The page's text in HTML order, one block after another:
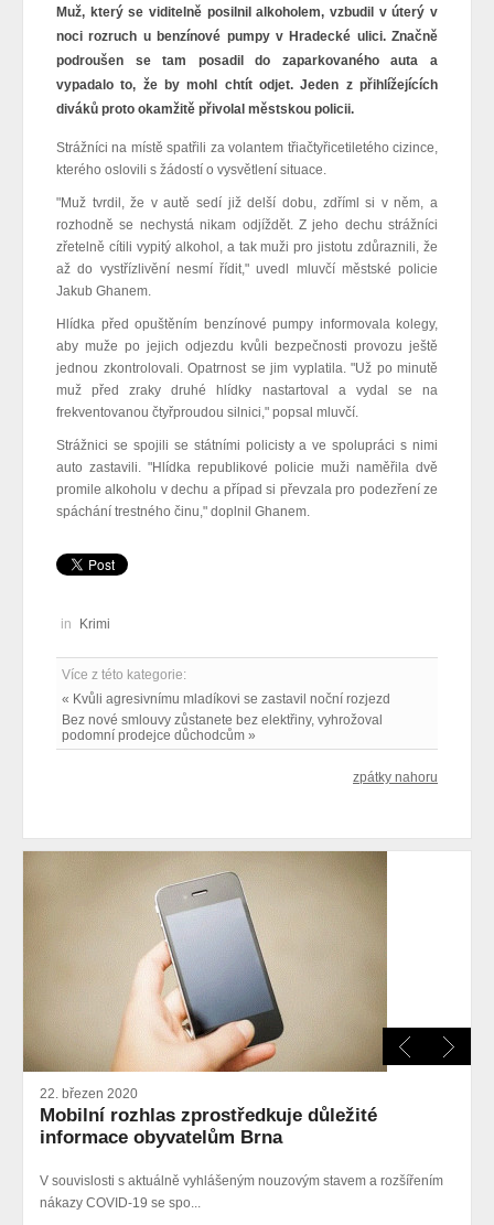
Muž, který se viditelně posilnil alkoholem, vzbudil v úterý v
noci rozruch u benzínové pumpy v Hradecké ulici. Značně
podroušen se tam posadil do zaparkovaného auta a
vypadalo to, že by mohl chtít odjet. Jeden z přihlížejících
diváků proto okamžitě přivolal městskou policii.
Strážníci na místě spatřili za volantem třiačtyřicetiletého cizince,
kterého oslovili s žádostí o vysvětlení situace.
"Muž tvrdil, že v autě sedí již delší dobu, zdříml si v něm, a
rozhodně se nechystá nikam odjíždět. Z jeho dechu strážníci
zřetelně cítili vypitý alkohol, a tak muži pro jistotu zdůraznili, že
až do vystřízlivění nesmí řídit," uvedl mluvčí městské policie
Jakub Ghanem.
Hlídka před opuštěním benzínové pumpy informovala kolegy,
aby muže po jejich odjezdu kvůli bezpečnosti provozu ještě
jednou zkontrolovali. Opatrnost se jim vyplatila. "Už po minutě
muž před zraky druhé hlídky nastartoval a vydal se na
frekventovanou čtyřproudou silnici," popsal mluvčí.
Strážnici se spojili se státními policisty a ve spolupráci s nimi
auto zastavili. "Hlídka republikové policie muži naměřila dvě
promile alkoholu v dechu a případ si převzala pro podezření ze
spáchání trestného činu," doplnil Ghanem.
in Krimi
Více z této kategorie:
« Kvůli agresivnímu mladíkovi se zastavil noční rozjezd
Bez nové smlouvy zůstanete bez elektřiny, vyhrožoval
podomní prodejce důchodcům »
zpátky nahoru
22. březen 2020
Mobilní rozhlas zprostředkuje důležité
informace obyvatelům Brna
V souvislosti s aktuálně vyhlášeným nouzovým stavem a rozšířením
nákazy COVID-19 se spo...